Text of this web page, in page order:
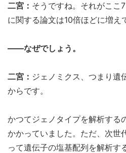
二宮： そうですね。それがここ
に関する論文は10倍ほどに増え
――なぜでしょう。
二宮： ジェノミクス、つまり遺
からです。
かつてジェノタイプを解析する
かかっていました。ただ、次世
って遺伝子の塩基配列を解析す